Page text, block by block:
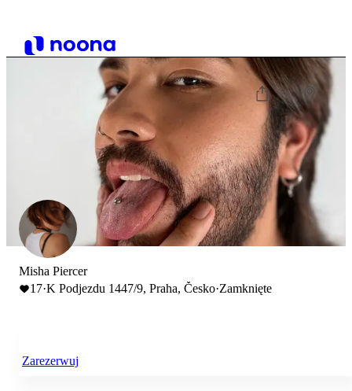
Misha Piercer
17·K Podjezdu 1447/9, Praha, Česko·Zamknięte
Zarezerwuj